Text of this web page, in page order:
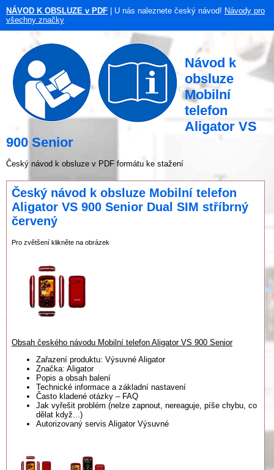
NÁVOD K OBSLUZE v PDF | U nás naleznete český návod! Návody pro
všechny značky
Návod k
obsluze
Mobilní
telefon
Aligator VS
900 Senior
Český návod k obsluze v PDF formátu ke stažení
Český návod k obsluze Mobilní telefon
Aligator VS 900 Senior Dual SIM stříbrný
červený
Pro zvětšení klikněte na obrázek
Obsah českého návodu Mobilní telefon Aligator VS 900 Senior
Zařazení produktu: Výsuvné Aligator
Značka: Aligator
Popis a obsah balení
Technické informace a základní nastavení
Často kladené otázky – FAQ
Jak vyřešit problém (nelze zapnout, nereaguje, píše chybu, co
dělat když...)
Autorizovaný servis Aligator Výsuvné